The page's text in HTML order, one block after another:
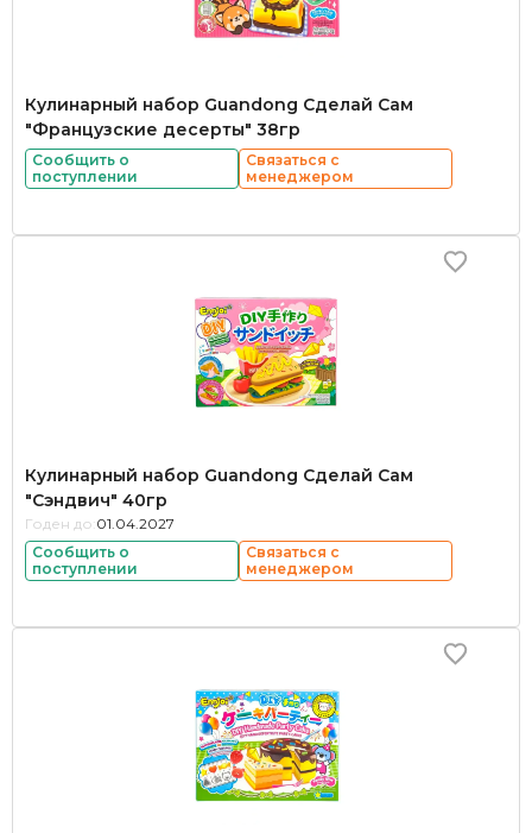
Кулинарный набор Guandong Сделай Сам
"Французские десерты" 38гр
Сообщить о
поступлении
Связаться с
менеджером
Кулинарный набор Guandong Сделай Сам
"Сэндвич" 40гр
Годен до: 01.04.2027
Сообщить о
поступлении
Связаться с
менеджером